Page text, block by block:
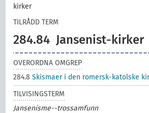
kirker
TILRÅDD TERM
284.84 Jansenist-kirker
OVERORDNA OMGREP
284.8Skismaer i den romersk-katolske
TILVISINGSTERM
Jansenisme--trossamfunn